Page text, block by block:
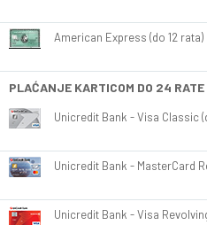
American Express (do 12 rata)
PLAĆANJE KARTICOM DO 24 RATE
Unicredit Bank - Visa Classic
Unicredit Bank - MasterCard
Unicredit Bank - Visa